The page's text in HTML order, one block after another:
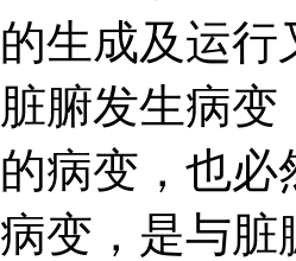
的生成及运行
脏腑发生病
的病变，也必
病变，是与脏